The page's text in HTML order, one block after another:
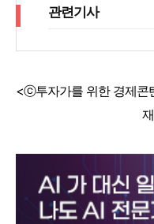
관련기사
<ⓒ투자가를 위한 경제콘